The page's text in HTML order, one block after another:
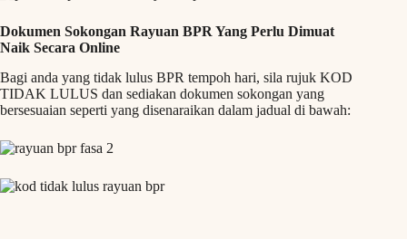
Dokumen Sokongan Rayuan BPR Yang Perlu Dimuat
Naik Secara Online
Bagi anda yang tidak lulus BPR tempoh hari, sila rujuk KOD
TIDAK LULUS dan sediakan dokumen sokongan yang
bersesuaian seperti yang disenaraikan dalam jadual di bawah: